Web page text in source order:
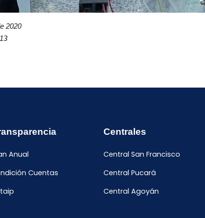
2020
Anual
Cuentas
Centrales
Central San Francisco
Central Pucará
Central Agoyán